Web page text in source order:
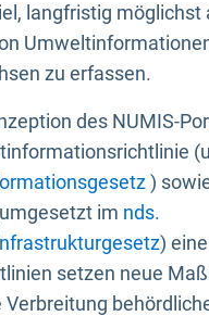
langfristig möglichst
zu erfassen.
des NUMIS-
)
im nds.
)
setzen neue